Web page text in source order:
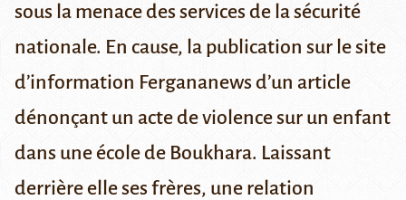
sous la menace des services de la sécurité
nationale. En cause, la publication sur le site
d’information Fergananews d’un article
dénonçant un acte de violence sur un enfant
dans une école de Boukhara. Laissant
derrière elle ses frères, une relation